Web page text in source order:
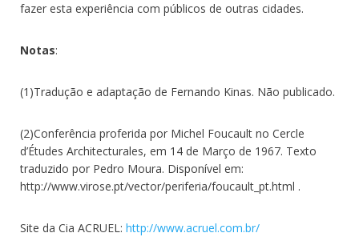
fazer esta experiência com públicos de outras cidades.
Notas:
(1)Tradução e adaptação de Fernando Kinas. Não publicado.
(2)Conferência proferida por Michel Foucault no Cercle
d’Études Architecturales, em 14 de Março de 1967. Texto
traduzido por Pedro Moura. Disponível em:
http://www.virose.pt/vector/periferia/foucault_pt.html .
Site da Cia ACRUEL: http://www.acruel.com.br/